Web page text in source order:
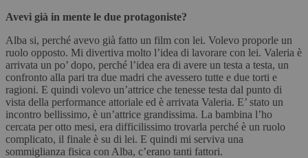
Avevi già in mente le due protagoniste?
Alba si, perché avevo già fatto un film con lei. Volevo proporle un
ruolo opposto. Mi divertiva molto l’idea di lavorare con lei. Valeria è
arrivata un po’ dopo, perché l’idea era di avere un testa a testa, un
confronto alla pari tra due madri che avessero tutte e due torti e
ragioni. E quindi volevo un’attrice che tenesse testa dal punto di
vista della performance attoriale ed è arrivata Valeria. E’ stato un
incontro bellissimo, è un’attrice grandissima. La bambina l’ho
cercata per otto mesi, era difficilissimo trovarla perché è un ruolo
complicato, il finale è su di lei. E quindi mi serviva una
sommiglianza fisica con Alba, c’erano tanti fattori.